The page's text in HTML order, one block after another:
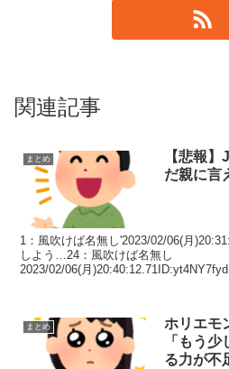
関連記事
まとめ
【悲報
だ親に言
1：風吹けば名無し'2023/02/06(月
しよう…24：風吹けば名無し
2023/02/06(月
まとめ
ホリエモ
「もう
る力が不